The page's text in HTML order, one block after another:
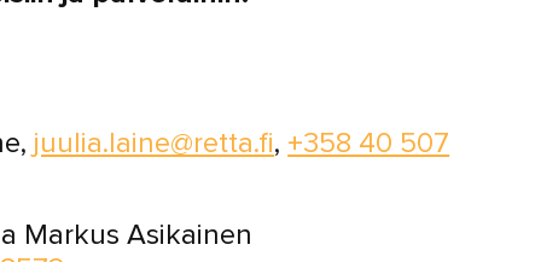
juulia.laine@retta.fi, +358 40 507
Markus Asikainen